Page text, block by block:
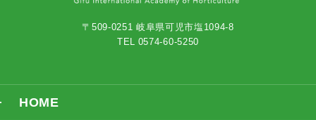
〒509-0251 岐阜県可児市塩1094-8
TEL 0574-60-5250
HOME